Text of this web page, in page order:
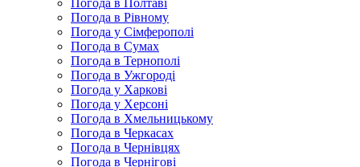
Погода в Полтаві
Погода в Рівному
Погода у Сімферополі
Погода в Сумах
Погода в Тернополі
Погода в Ужгороді
Погода у Харкові
Погода у Херсоні
Погода в Хмельницькому
Погода в Черкасах
Погода в Чернівцях
Погода в Чернігові